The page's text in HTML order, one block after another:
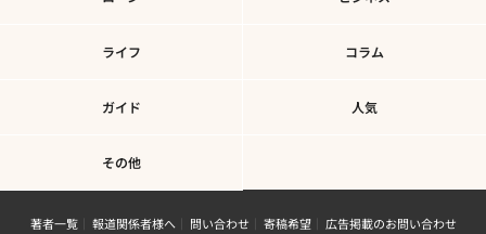
ライフ コラム
ガイド 人気
その他
著者一覧 報道関係者様へ 問い合わせ 寄稿希望
広告掲載のお問い合わせ